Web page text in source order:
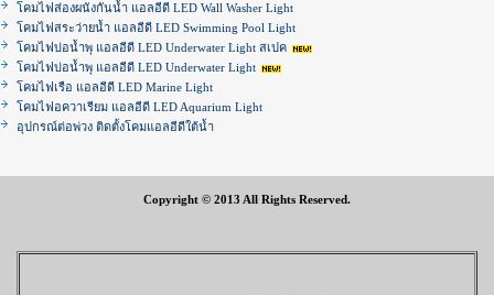
โคมไฟส่องผนังกันน้ำ แอลอีดี LED Wall Washer Light
โคมไฟสระว่ายน้ำ แอลอีดี LED Swimming Pool Light
โคมไฟบ่อน้ำพุ แอลอีดี LED Underwater Light สเปค
โคมไฟบ่อน้ำพุ แอลอีดี LED Underwater Light
โคมไฟเรือ แอลอีดี LED Marine Light
โคมไฟอควาเรียม แอลอีดี LED Aquarium Light
อุปกรณ์ต่อพ่วง ติดตั้งโคมแอลอีดีใต้น้ำ
Copyright © 2013 All Rights Reserved.